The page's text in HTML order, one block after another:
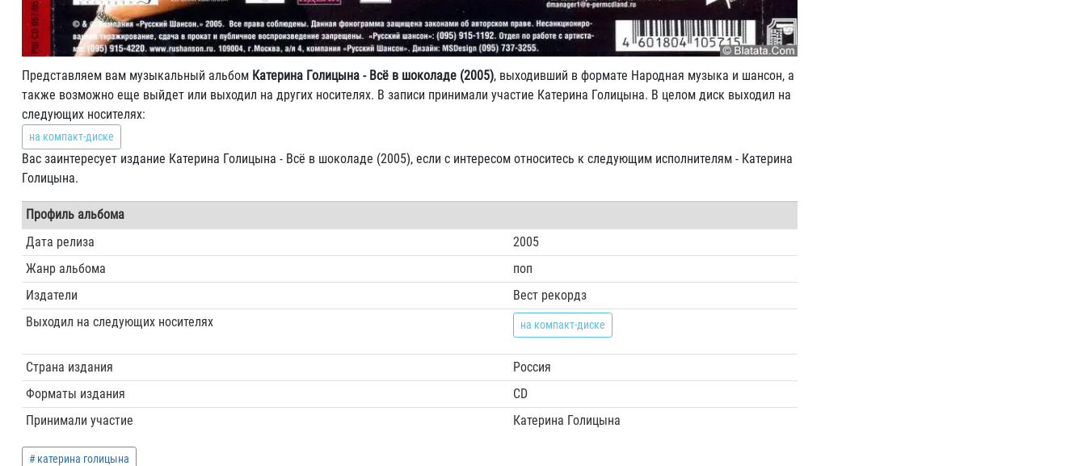
Представляем вам музыкальный альбом Катерина Голицына - Всё в шоколаде (2005), выходивший в формате Народная музыка и шансон, а
также возможно еще выйдет или выходил на других носителях. В записи принимали участие Катерина Голицына. В целом диск выходил на
следующих носителях:
на компакт-диске
Вас заинтересует издание Катерина Голицына - Всё в шоколаде (2005), если с интересом относитесь к следующим исполнителям - Катерина
Голицына.
Профиль альбома
Дата релиза
2005
Жанр альбома
поп
Издатели
Вест рекордз
Выходил на следующих носителях
на компакт-диске
Страна издания
Россия
Форматы издания
CD
Принимали участие
Катерина Голицына
катерина голицына